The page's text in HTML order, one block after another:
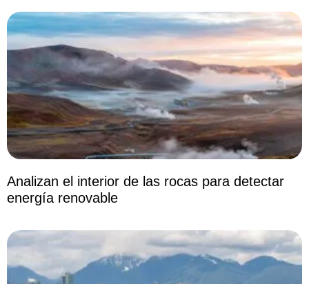
Analizan el interior de las rocas para detectar
energía renovable